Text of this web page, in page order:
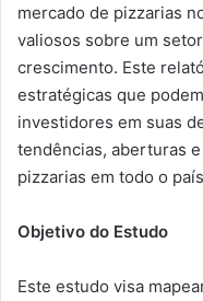
mercado de pizzarias
valiosos sobre um
crescimento. Este
estratégicas que
investidores em suas
tendências, aberturas
pizzarias em todo o
Objetivo do Estudo
Este estudo visa